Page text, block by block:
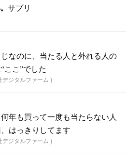
サプリ
なのに、当たる人と外れる人の
ここ”でした
デジタルファーム )
何年も買って一度も当たらない人
はっきりしてます
デジタルファーム )